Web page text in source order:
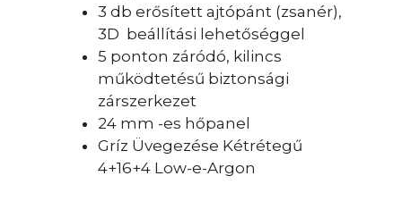
3 db erősített ajtópánt (zsanér),
3D beállítási lehetőséggel
5 ponton záródó, kilincs
működtetésű biztonsági
zárszerkezet
24 mm -es hőpanel
Gríz Üvegezése Kétrétegű
4+16+4 Low-e-Argon